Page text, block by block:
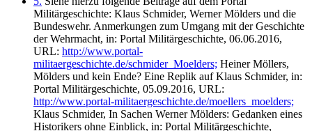
Militärgeschichte: Klaus Schmider, Werner Mölders und die
Bundeswehr. Anmerkungen zum Umgang mit der Geschichte
der Wehrmacht, in: Portal Militärgeschichte, 06.06.2016,
URL: http://www.portal-
militaergeschichte.de/schmider_Moelders; Heiner Möllers,
Mölders und kein Ende? Eine Replik auf Klaus Schmider, in:
Portal Militärgeschichte, 05.09.2016, URL:
http://www.portal-militaergeschichte.de/moellers_moelders;
Klaus Schmider, In Sachen Werner Mölders: Gedanken eines
Historikers ohne Einblick, in: Portal Militärgeschichte,